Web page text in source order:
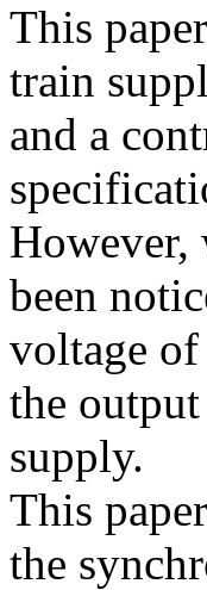
This
train
and a
However,
been
voltage of
the
supply.
This
the